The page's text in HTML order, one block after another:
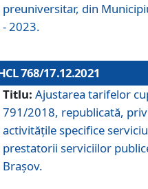
preuniversitar, din
- 2023.
768/17.12.2021
Titlu: Ajustarea tarifelor
791/2018, republicată,
activităţile specifice
prestatorii serviciilor
Braşov.